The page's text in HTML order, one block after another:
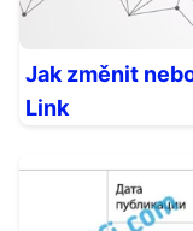
Jak změnit
Link